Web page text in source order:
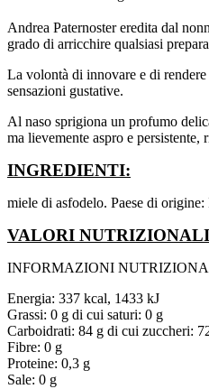
Andrea Paternoster eredita dal
grado di arricchire qualsiasi
La volontà di innovare e di
sensazioni gustative.
Al naso sprigiona un profumo
ma lievemente aspro e
INGREDIENTI:
miele di asfodelo. Paese di origine:
VALORI
INFORMAZIONI
Energia: 337 kcal, 1433 kJ
Grassi: 0 g di cui saturi: 0 g
Carboidrati: 84 g di cui zuccheri:
Fibre: 0 g
Proteine: 0,3 g
Sale: 0 g